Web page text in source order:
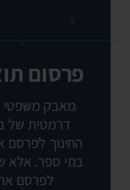
פרסום
מאבק משפטי
דרמטית של
החינוך לפרסם
בתי ספר. אלא
לפרסם את